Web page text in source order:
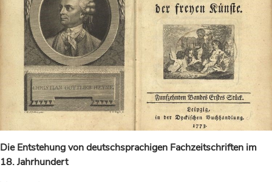
Die Entstehung von deutschsprachigen Fachzeitschriften im
18. Jahrhundert